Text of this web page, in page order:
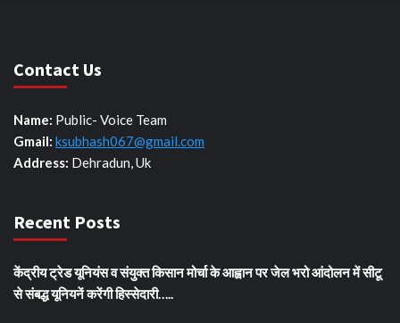
Contact Us
Name: Public- Voice Team
Gmail: ksubhash067@gmail.com
Address: Dehradun, Uk
Recent Posts
केंद्रीय ट्रेड यूनियंस व संयुक्त किसान मोर्चा के आह्वान पर जेल भरो आंदोलन में सीटू
से संबद्ध यूनियनें करेंगी हिस्सेदारी…..